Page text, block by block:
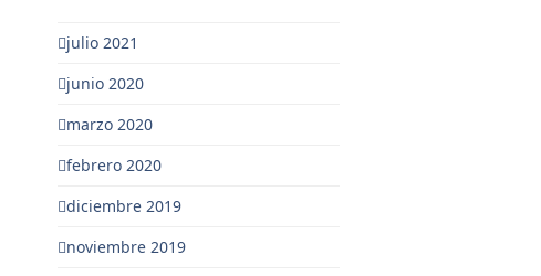
julio 2021
junio 2020
marzo 2020
febrero 2020
diciembre 2019
noviembre 2019